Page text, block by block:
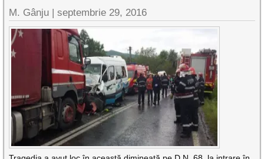
M. Gânju |septembrie 29, 2016